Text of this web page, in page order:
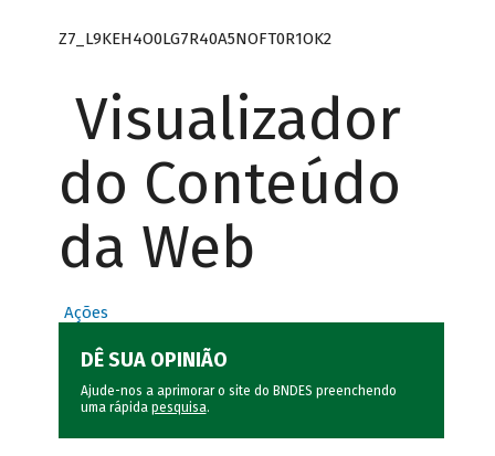
Z7_L9KEH4O0LG7R40A5NOFT0R1OK2
Visualizador
do Conteúdo
da Web
Ações
DÊ SUA OPINIÃO
Ajude-nos a aprimorar o site do BNDES preenchendo
uma rápida pesquisa.